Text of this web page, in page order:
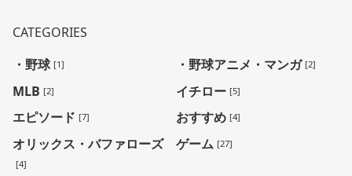
CATEGORIES
・野球 [1] ・野球アニメ・マンガ [2]
MLB [2] イチロー [5]
エピソード [7] おすすめ [4]
オリックス・バファローズ
[4]
ゲーム [27]